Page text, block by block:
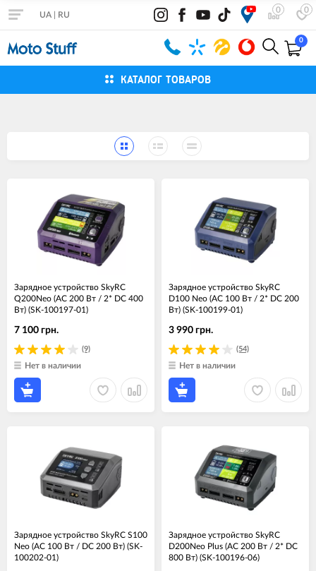
0 0
UA RU
0
КАТАЛОГ ТОВАРОВ
Зарядное устройство SkyRC
Q200Neo (АС 200 Вт / 2* DC 400
Вт) (SK-100197-01)
(9)
7 100 грн.
Нет в наличии
Зарядное устройство SkyRC
D100 Neo (АС 100 Вт / 2* DC 200
Вт) (SK-100199-01)
(54)
3 990 грн.
Нет в наличии
Зарядное устройство SkyRC S100
Neo (АС 100 Вт / DC 200 Вт) (SK-
100202-01)
Зарядное устройство SkyRC
D200Neo Plus (АС 200 Вт / 2* DC
800 Вт) (SK-100196-06)